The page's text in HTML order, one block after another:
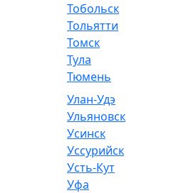
Тобольск
Тольятти
Томск
Тула
Тюмень
Улан-Удэ
Ульяновск
Усинск
Уссурийск
Усть-Кут
Уфа